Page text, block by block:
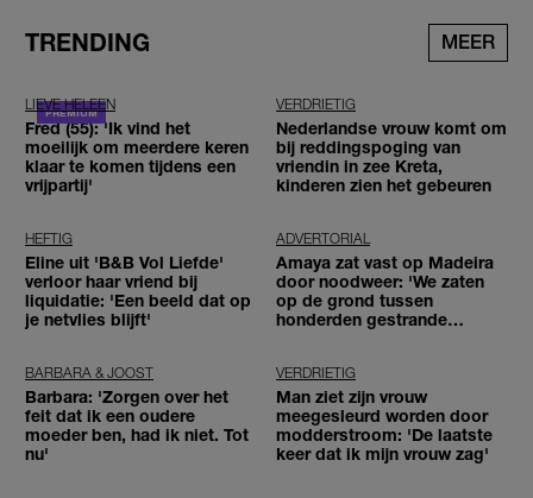
TRENDING MEER
LIEVE HELEEN
Fred (55): 'Ik vind het
moeilijk om meerdere keren
klaar te komen tijdens een
vrijpartij'
VERDRIETIG
Nederlandse vrouw komt om
bij reddingspoging van
vriendin in zee Kreta,
kinderen zien het gebeuren
HEFTIG
Eline uit 'B&B Vol Liefde'
verloor haar vriend bij
liquidatie: 'Een beeld dat op
je netvlies blijft'
ADVERTORIAL
Amaya zat vast op Madeira
door noodweer: 'We zaten
op de grond tussen
honderden gestrande
BARBARA & JOOST
Barbara: 'Zorgen over het
feit dat ik een oudere
moeder ben, had ik niet. Tot
nu'
VERDRIETIG
Man ziet zijn vrouw
meegesleurd worden door
modderstroom: 'De laatste
keer dat ik mijn vrouw zag'